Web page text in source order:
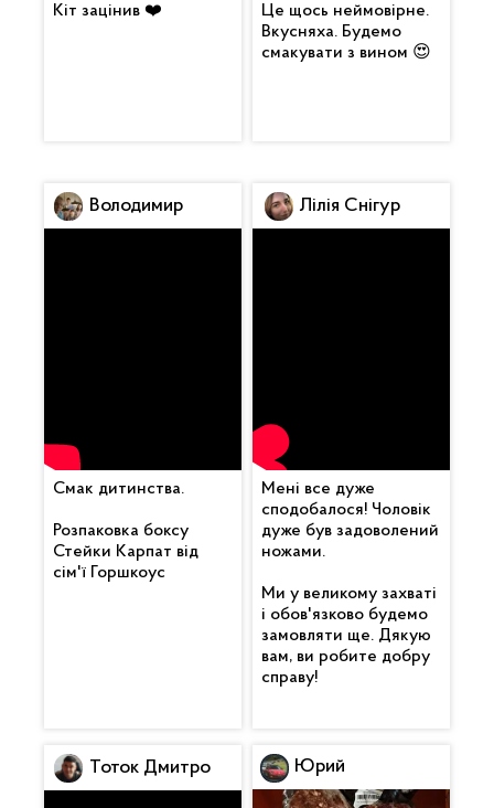
Кіт зацінив ❤️
Це щось неймовірне.
Вкусняха. Будемо
смакувати з вином 😍
Смак дитинства.
Розпаковка боксу
Стейки Карпат від
сім'ї Горшкоус
Володимир
Тоток Дмитро Юрий
Мені все дуже
сподобалося! Чоловік
дуже був задоволений
ножами.
Ми у великому захваті
і обов'язково будемо
замовляти ще. Дякую
вам, ви робите добру
справу!
Лілія Снігур